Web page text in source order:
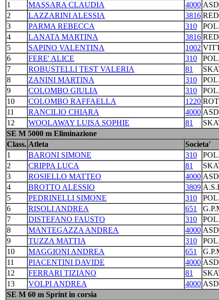
1
MASSARA CLAUDIA 4000
2
LAZZARINI ALESSIA 3816
3
PARMA REBECCA 310
4
LANATA MARTINA 3816
5
SAPINO VALENTINA 1002
6
FERE' ALICE 310
7
ROBUSTELLI TEST VALERIA 81
8
ZANINI MARTINA 310
9
COLOMBO GIULIA 310
10
COLOMBO RAFFAELLA 1220
11
RANCILIO CHIARA 4000
12
WOOLAWAY LUISA SOPHIE 81
SE M 5000 m Eliminazione
Class. Atleta
Societa'
1
BARONI SIMONE 310
2
CRIPPA LUCA 81
3
ROSIELLO MATTEO 4000
4
BROTTO ALESSIO 3809
5
PEDRINELLI SIMONE 310
6
RISOLI ANDREA 651
7
DISTEFANO FAUSTO 310
8
MANTEGAZZA ANDREA 4000
9
TUZZA MATTIA 310
10
MAGGIONI ANDREA 651
11
PIACENTINI DAVIDE 4000
12
FERRARI TIZIANO 81
13
VOLPI ANDREA 4000
SE M 60 m Sprint in corsia